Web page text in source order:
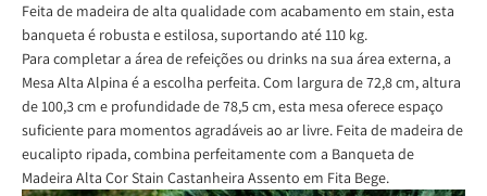
Feita de madeira de alta qualidade com acabamento em stain, esta
banqueta é robusta e estilosa, suportando até 110 kg.
Para completar a área de refeições ou drinks na sua área externa, a
Mesa Alta Alpina é a escolha perfeita. Com largura de 72,8 cm, altura
de 100,3 cm e profundidade de 78,5 cm, esta mesa oferece espaço
suficiente para momentos agradáveis ao ar livre. Feita de madeira de
eucalipto ripada, combina perfeitamente com a Banqueta de
Madeira Alta Cor Stain Castanheira Assento em Fita Bege.